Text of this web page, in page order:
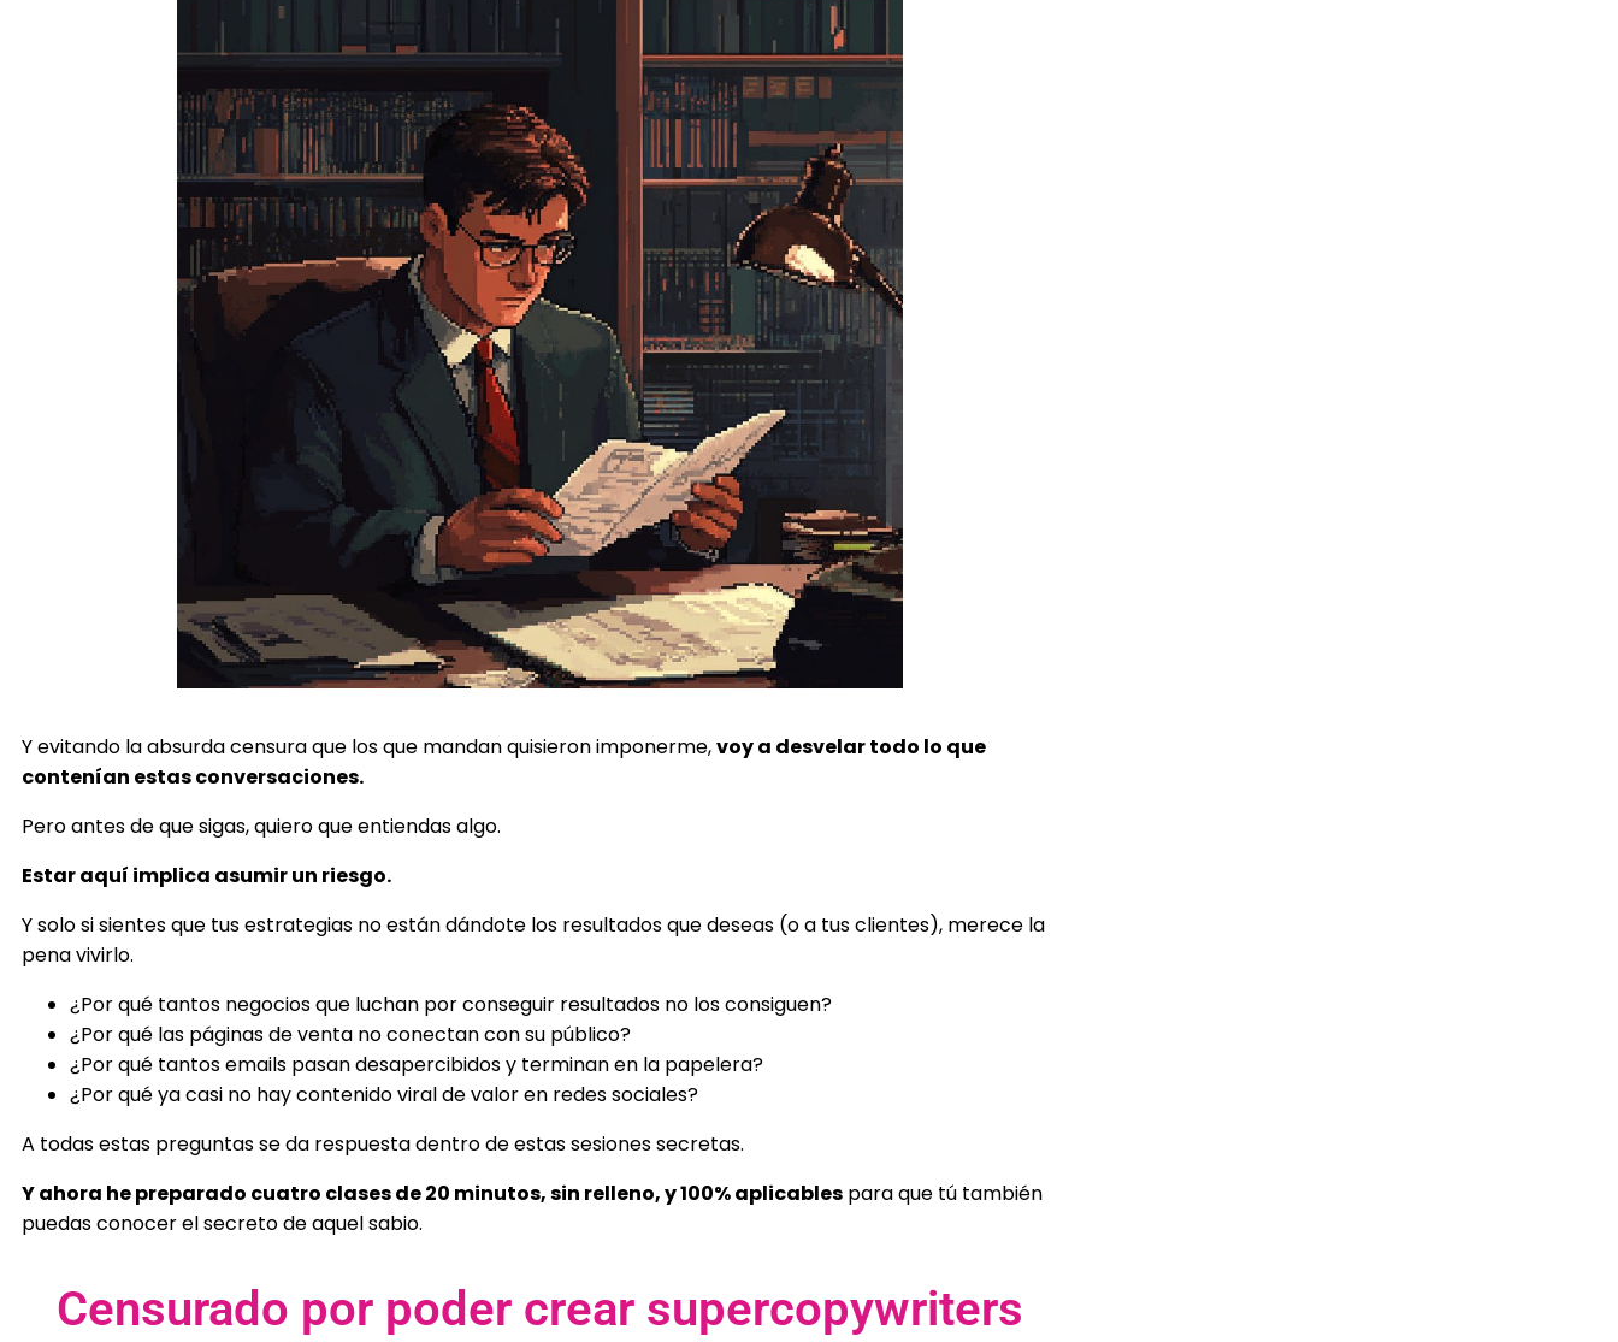
Y evitando la absurda censura que los que mandan quisieron imponerme,voy a desvelar todo lo que
contenían estas conversaciones.
Pero antes de que sigas, quiero que entiendas algo.
Estar aquí implica asumir un riesgo.
Y solo si sientes que tus estrategias no están dándote los resultados que deseas (o a tus clientes), merece la
pena vivirlo.
¿Por qué tantos negocios que luchan por conseguir resultados no los consiguen?
¿Por qué las páginas de venta no conectan con su público?
¿Por qué tantos emails pasan desapercibidos y terminan en la papelera?
¿Por qué ya casi no hay contenido viral de valor en redes sociales?
A todas estas preguntas se da respuesta dentro de estas sesiones secretas.
Y ahora he preparado cuatro clases de 20 minutos, sin relleno, y 100% aplicables para que tú también
puedas conocer el secreto de aquel sabio.
Censurado por poder crear supercopywriters